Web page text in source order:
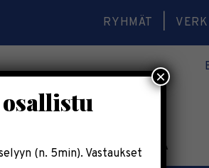
RYHMÄT
INFO VERKKOKAUPPA
(n. 5min). Vastaukset
×